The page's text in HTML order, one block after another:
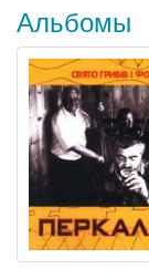
Альбомы